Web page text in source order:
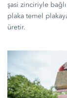
şasi zinciriyle
plaka temel
üretir.